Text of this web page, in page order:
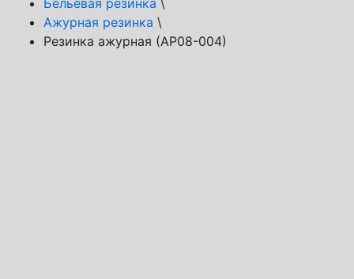
Ажурная резинка \
Резинка ажурная (АР08-004)